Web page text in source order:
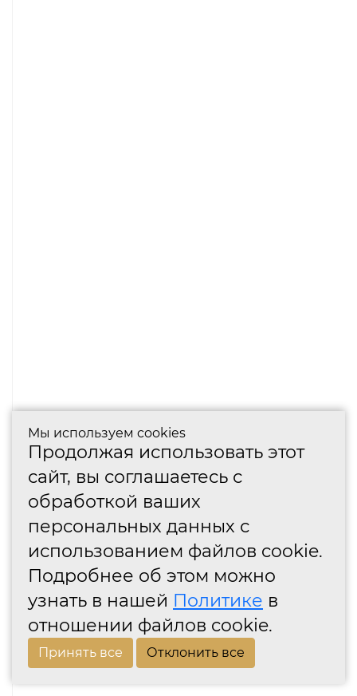
Мы используем cookies
Продолжая использовать этот
сайт, вы соглашаетесь с
обработкой ваших
персональных данных с
использованием файлов cookie.
Подробнее об этом можно
узнать в нашей Политике в
отношении файлов cookie.
Принять все Отклонить все